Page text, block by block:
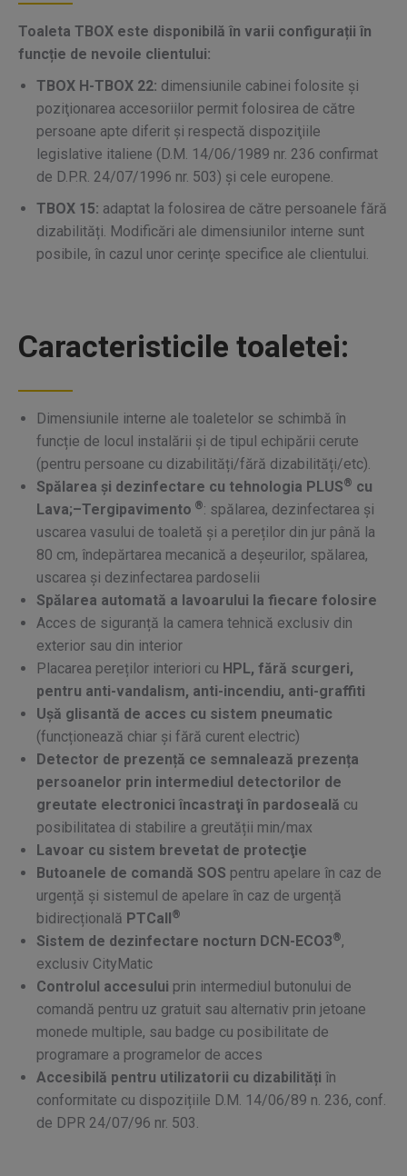
Toaleta TBOX este disponibilă în varii configurații în
funcție de nevoile clientului:
TBOX H-TBOX 22: dimensiunile cabinei folosite și
poziţionarea accesoriilor permit folosirea de către
persoane apte diferit și respectă dispoziţiile
legislative italiene (D.M. 14/06/1989 nr. 236 confirmat
de D.P.R. 24/07/1996 nr. 503) și cele europene.
TBOX 15: adaptat la folosirea de către persoanele fără
dizabilități. Modificări ale dimensiunilor interne sunt
posibile, în cazul unor cerinţe specifice ale clientului.
Caracteristicile toaletei:
Dimensiunile interne ale toaletelor se schimbă în
funcție de locul instalării și de tipul echipării cerute
(pentru persoane cu dizabilități/fără dizabilități/etc).
Spălarea și dezinfectare cu tehnologia PLUS® cu
Lava;–Tergipavimento ®: spălarea, dezinfectarea și
uscarea vasului de toaletă și a pereților din jur până la
80 cm, îndepărtarea mecanică a deșeurilor, spălarea,
uscarea și dezinfectarea pardoselii
Spălarea automată a lavoarului la fiecare folosire
Acces de siguranță la camera tehnică exclusiv din
exterior sau din interior
Placarea pereților interiori cu HPL, fără scurgeri,
pentru anti-vandalism, anti-incendiu, anti-graffiti
Ușă glisantă de acces cu sistem pneumatic
(funcționează chiar și fără curent electric)
Detector de prezență ce semnalează prezența
persoanelor prin intermediul detectorilor de
greutate electronici încastraţi în pardoseală cu
posibilitatea di stabilire a greutății min/max
Lavoar cu sistem brevetat de protecţie
Butoanele de comandă SOS pentru apelare în caz de
urgență și sistemul de apelare în caz de urgență
bidirecțională PTCall ®
Sistem de dezinfectare nocturn DCN-ECO3®,
exclusiv CityMatic
Controlul accesului prin intermediul butonului de
comandă pentru uz gratuit sau alternativ prin jetoane
monede multiple, sau badge cu posibilitate de
programare a programelor de acces
Accesibilă pentru utilizatorii cu dizabilități în
conformitate cu dispozițiile D.M. 14/06/89 n. 236, conf.
de DPR 24/07/96 nr. 503.